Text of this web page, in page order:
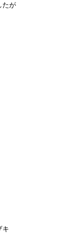
たが
キ